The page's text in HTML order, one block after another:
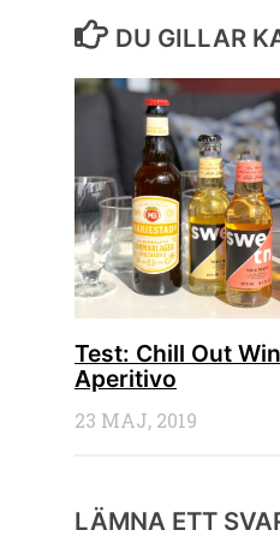
DU GILLAR
Test: Chill Out
Aperitivo
23 MAJ, 2019
LÄMNA ETT